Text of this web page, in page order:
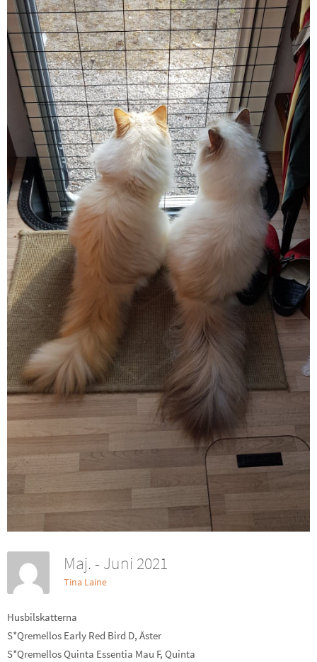
Maj. - Juni 2021
Tina Laine
Husbilskatterna
S*Qremellos Early Red Bird D, Äster
S*Qremellos Quinta Essentia Mau F, Quinta